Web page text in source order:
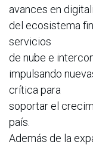
avances en
del ecosistema
servicios
de nube e
impulsando
crítica para
soportar el
país.
Además de la